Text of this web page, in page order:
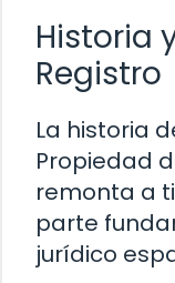
Historia
Registro
La historia
Propiedad
remonta a
parte
jurídico